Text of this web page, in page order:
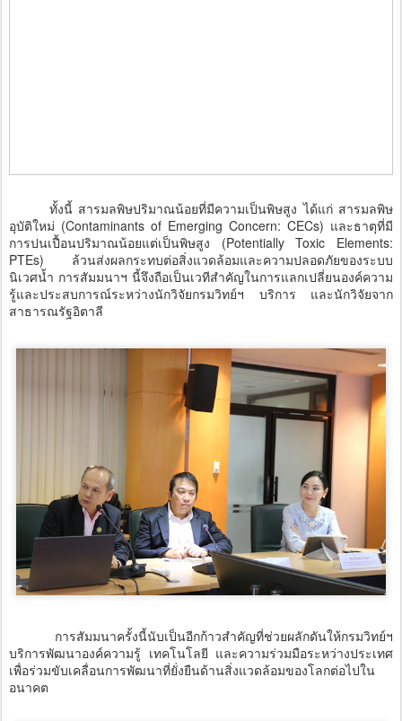
ทั้งนี้ สารมลพิษปริมาณน้อยที่มีความเป็นพิษสูง ได้แก่ สารมลพิษ
อุบัติใหม่ (Contaminants of Emerging Concern: CECs) และธาตุที่มี
การปนเปื้อนปริมาณน้อยแต่เป็นพิษสูง (Potentially Toxic Elements:
PTEs) ล้วนส่งผลกระทบต่อสิ่งแวดล้อมและความปลอดภัยของระบบ
นิเวศน้ำ การสัมมนาฯ นี้จึงถือเป็นเวทีสำคัญในการแลกเปลี่ยนองค์ความ
รู้และประสบการณ์ระหว่างนักวิจัยกรมวิทย์ฯ บริการ และนักวิจัยจาก
สาธารณรัฐอิตาลี
การสัมมนาครั้งนี้นับเป็นอีกก้าวสำคัญที่ช่วยผลักดันให้กรมวิทย์ฯ
บริการพัฒนาองค์ความรู้ เทคโนโลยี และความร่วมมือระหว่างประเทศ
เพื่อร่วมขับเคลื่อนการพัฒนาที่ยั่งยืนด้านสิ่งแวดล้อมของโลกต่อไปใน
อนาคต